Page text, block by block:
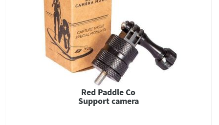
Red Paddle Co
Support camera